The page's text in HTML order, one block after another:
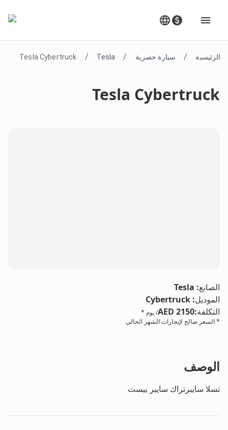
الرئيسية / سيارة حصرية /
Tesla
/
Tesla Cybertruck
Tesla Cybertruck
الصانع:
Tesla
الموديل:
Cybertruck
التكلفة:
AED 2150/ يوم *
* السعر صالح لإيجارات الشهر الحالي
الوصف
تسلا سايبرتراك سايبر بيست